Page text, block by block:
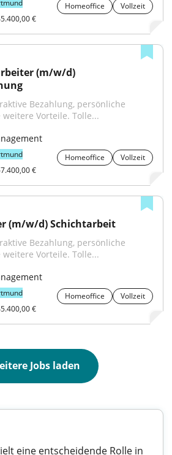
Homeoffice
Vollzeit
€
(m/w/d)
Bezahlung, persönliche
Vorteile. Tolle...
Homeoffice
Vollzeit
€
(m/w/d) Schichtarbeit
Bezahlung, persönliche
Vorteile. Tolle...
Homeoffice
Vollzeit
€
Jobs laden
eine entscheidende Rolle in